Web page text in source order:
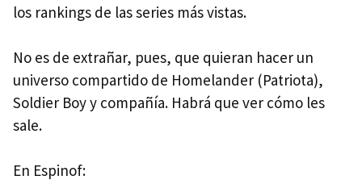
los rankings de las series más vistas.
No es de extrañar, pues, que quieran hacer un
universo compartido de Homelander (Patriota),
Soldier Boy y compañía. Habrá que ver cómo les
sale.
En Espinof: